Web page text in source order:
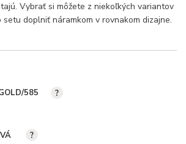
Vybrať si môžete z niekoľkých variantov
doplniť náramkom v rovnakom dizajne.
585
?
?